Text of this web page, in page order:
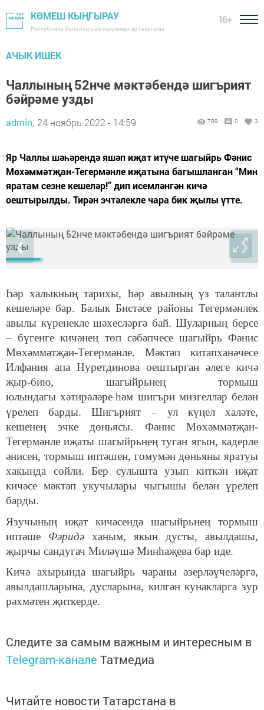
КӨМЕШ КЫҢГЫРАУ
Республика балалар һәм яшүсмерләр газетасы
16+
АЧЫК ИШЕК
Чаллының 52нче мәктәбендә шигърият
бәйрәме узды
admin, 24 ноябрь 2022 - 14:59 789 0 3
Яр Чаллы шәһәрендә яшәп иҗат итүче шагыйрь Фәнис
Мөхәммәтҗан-Тегермәнле иҗатына багышланган “Мин
яратам сезне кешеләр!” дип исемләнгән кичә
оештырылды. Тирән эчтәлекле чара бик җылы үтте.
❮ ❯
Һәр халыкның тарихы, һәр авылның үз талантлы
кешеләре бар. Балык Бистәсе районы Тегермәнлек
авылы күренекле шәхесләргә бай. Шуларның берсе
– бүгенге кичәнең төп сәбәпчесе шагыйрь Фәнис
Мөхәммәтҗан-Тегермәнле. Мәктәп китапханәчесе
Илфания апа Нуретдинова оештырган әлеге кичә
җыр-бию, шагыйрьнең тормыш
юлындагы хәтирәләре һәм шигъри мизгелләр белән
үрелеп барды. Шигърият – ул күңел халәте,
кешенең эчке дөньясы. Фәнис Мөхәммәтҗан-
Тегермәнле иҗаты шагыйрьнең туган ягын, кадерле
әнисен, тормыш иптәшен, гомумән дөньяны яратуы
хакында сөйли. Бер сулышта узып киткән иҗат
кичәсе мәктәп укучылары чыгышы белән үрелеп
барды.
Язучының иҗат кичәсендә шагыйрьнең тормыш
иптәше Фәридә ханым, якын дусты, авылдашы,
җырчы сандугач Миләүшә Минһаҗева бар иде.
Кичә ахырында шагыйрь чараны әзерләүчеләргә,
авылдашларына, дусларына, килгән кунакларга зур
рәхмәтен җиткерде.
Следите за самым важным и интересным в
Telegram-канале Татмедиа
Читайте новости Татарстана в